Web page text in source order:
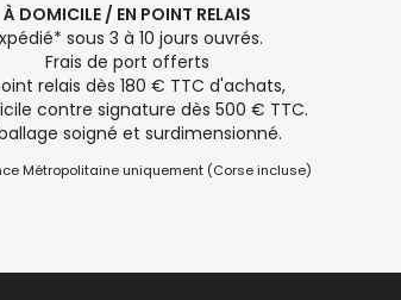
À DOMICILE / EN POINT RELAIS
sous 3 à 10 jours ouvrés.
Frais de port offerts
relais dès 180 € TTC d'achats,
contre signature dès 500 € TTC.
soigné et surdimensionné.
Métropolitaine uniquement (Corse incluse)